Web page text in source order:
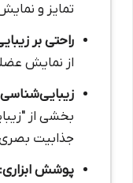
تمایز و
راحتی بر
از نمایش
بخشی از
جذابیت
پوشش ابزاری: